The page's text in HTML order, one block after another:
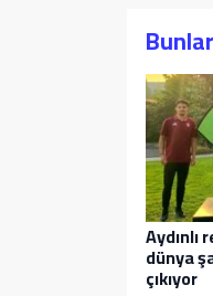
dünya
çıkıyor